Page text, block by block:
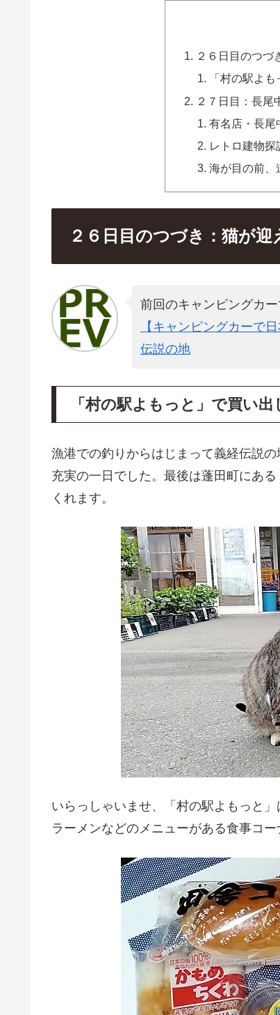
２６日目のつづ
「村の駅よ
２７日目：長尾
有名店・長尾
レトロ建物
海が目の前、
２６日目のつづき：猫が
前回のキャンピングカ
【キャンピングカーで
伝説の地
「村の駅よもっと」で買い出
漁港での釣りからはじまって義経伝説
充実の一日でした。最後は蓬田町にあ
くれます。
いらっしゃいませ、「村の駅よもっと
ラーメンなどのメニューがある食事コー